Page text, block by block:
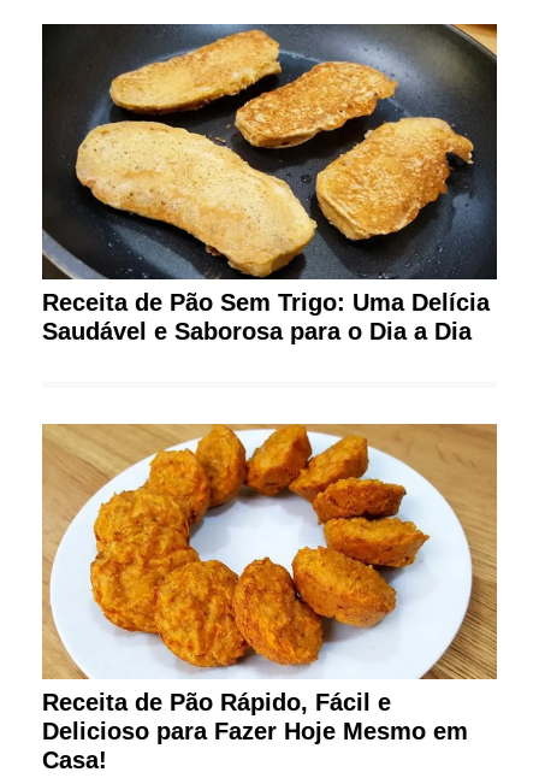
Receita de Pão Sem Trigo: Uma Delícia
Saudável e Saborosa para o Dia a Dia
Receita de Pão Rápido, Fácil e
Delicioso para Fazer Hoje Mesmo em
Casa!